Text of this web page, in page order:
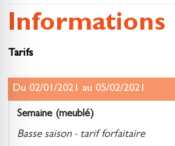
Informations
Tarifs
Semaine (meublé)
Basse saison - tarif forfaitaire